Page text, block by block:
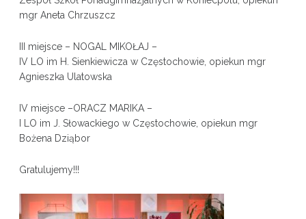
mgr Aneta Chrzuszcz
III miejsce – NOGAL MIKOŁAJ –
IV LO im H. Sienkiewicza w Częstochowie, opiekun mgr
Agnieszka Ulatowska
IV miejsce –ORACZ MARIKA –
I LO im J. Słowackiego w Częstochowie, opiekun mgr
Bożena Dziąbor
Gratulujemy!!!